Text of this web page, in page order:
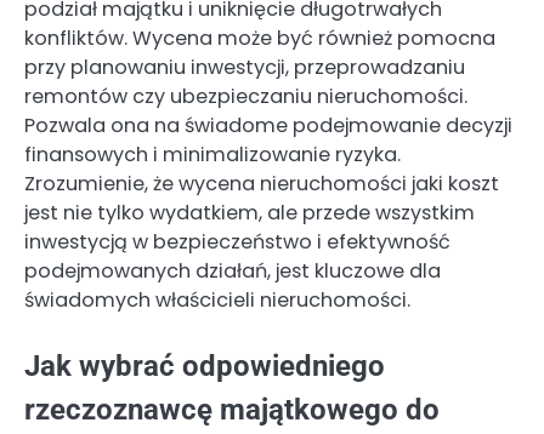
podział majątku i uniknięcie długotrwałych
konfliktów. Wycena może być również pomocna
przy planowaniu inwestycji, przeprowadzaniu
remontów czy ubezpieczaniu nieruchomości.
Pozwala ona na świadome podejmowanie decyzji
finansowych i minimalizowanie ryzyka.
Zrozumienie, że wycena nieruchomości jaki koszt
jest nie tylko wydatkiem, ale przede wszystkim
inwestycją w bezpieczeństwo i efektywność
podejmowanych działań, jest kluczowe dla
świadomych właścicieli nieruchomości.
Jak wybrać odpowiedniego
rzeczoznawcę majątkowego do